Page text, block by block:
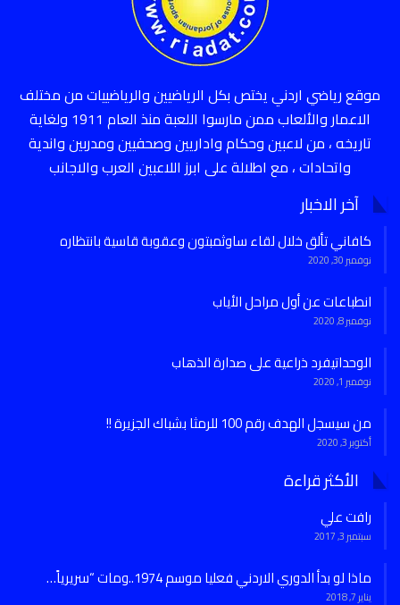
موقع رياضي اردني يختص بكل الرياضيين والرياضييات من مختلف
الاعمار والألعاب ممن مارسوا اللعبة منذ العام 1911 ولغاية
تاريخه ، من لاعبين وحكام واداريين وصحفيين ومدربين واندية
واتحادات ، مع اطلالة على ابرز اللاعبين العرب والاجانب
آخر الاخبار
كافاني تألق خلال لقاء ساوثمبتون وعقوبة قاسية بانتظاره
نوفمبر 30, 2020
انطباعات عن أول مراحل الأياب
نوفمبر 8, 2020
الوحداتيفرد ذراعية على صدارة الذهاب
نوفمبر 1, 2020
من سيسجل الهدف رقم 100 للرمثا بشباك الجزيرة !!
أكتوبر 3, 2020
الأكثر قراءة
رافت علي
سبتمبر 3, 2017
ماذا لو بدأ الدوري الاردني فعليا موسم 1974..ومات “سريرياً…
يناير 7, 2018